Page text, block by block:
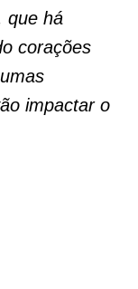
que há
corações
impactar o